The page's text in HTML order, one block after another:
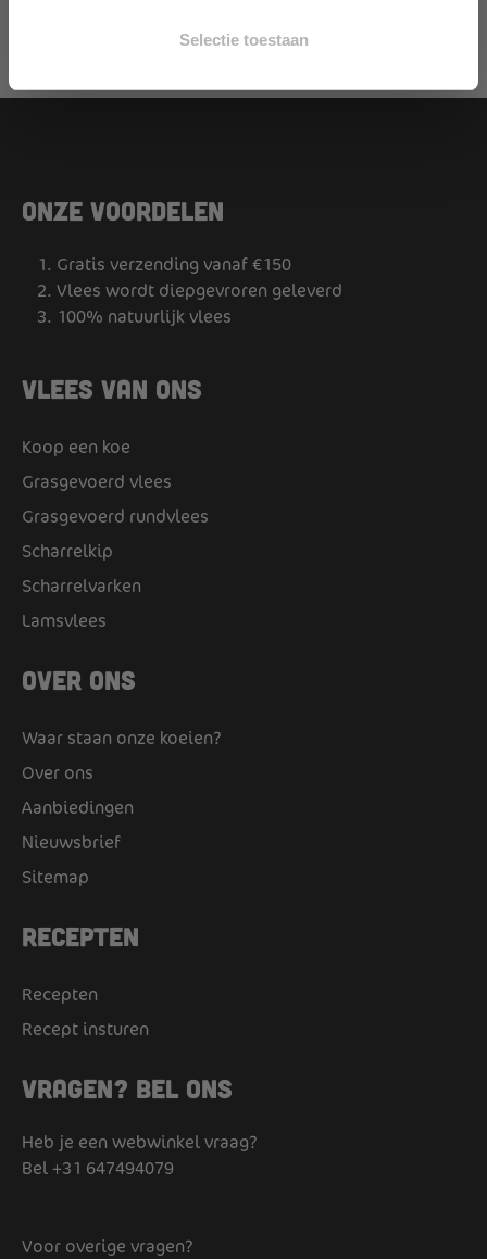
Selectie toestaan
Onze voordelen
Gratis verzending vanaf €150
Vlees wordt diepgevroren geleverd
100% natuurlijk vlees
Vlees van ons
Koop een koe
Grasgevoerd vlees
Grasgevoerd rundvlees
Scharrelkip
Scharrelvarken
Lamsvlees
Over ons
Waar staan onze koeien?
Over ons
Aanbiedingen
Nieuwsbrief
Sitemap
Recepten
Recepten
Recept insturen
Vragen? Bel ons
Heb je een webwinkel vraag?
Bel+31 647494079
Voor overige vragen?